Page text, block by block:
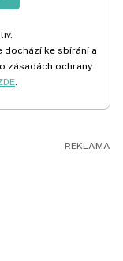
dochází ke sbírání a
zásadách ochrany
.